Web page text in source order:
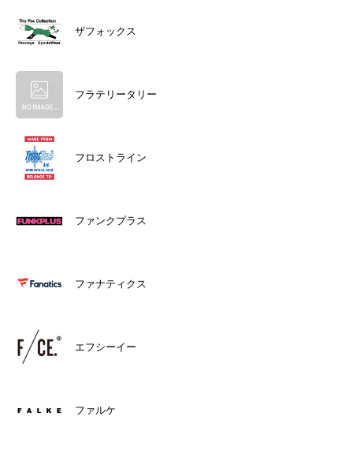
ザフォックス
フラテリータリー
フロストライン
ファンクプラス
ファナティクス
エフシーイー
ファルケ